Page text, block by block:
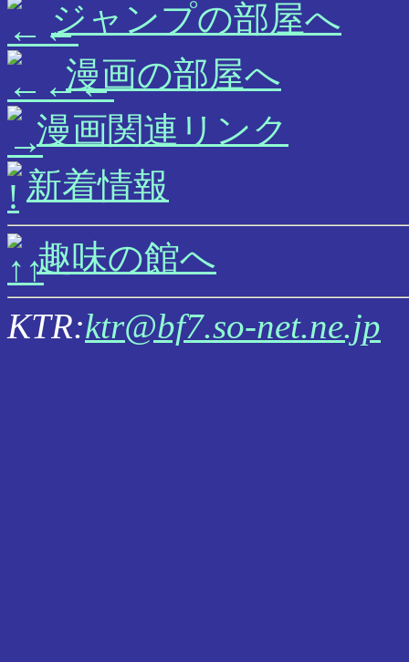
ジャンプの部屋へ
漫画の部屋へ
漫画関連リンク
新着情報
趣味の館へ
KTR:ktr@bf7.so-net.ne.jp